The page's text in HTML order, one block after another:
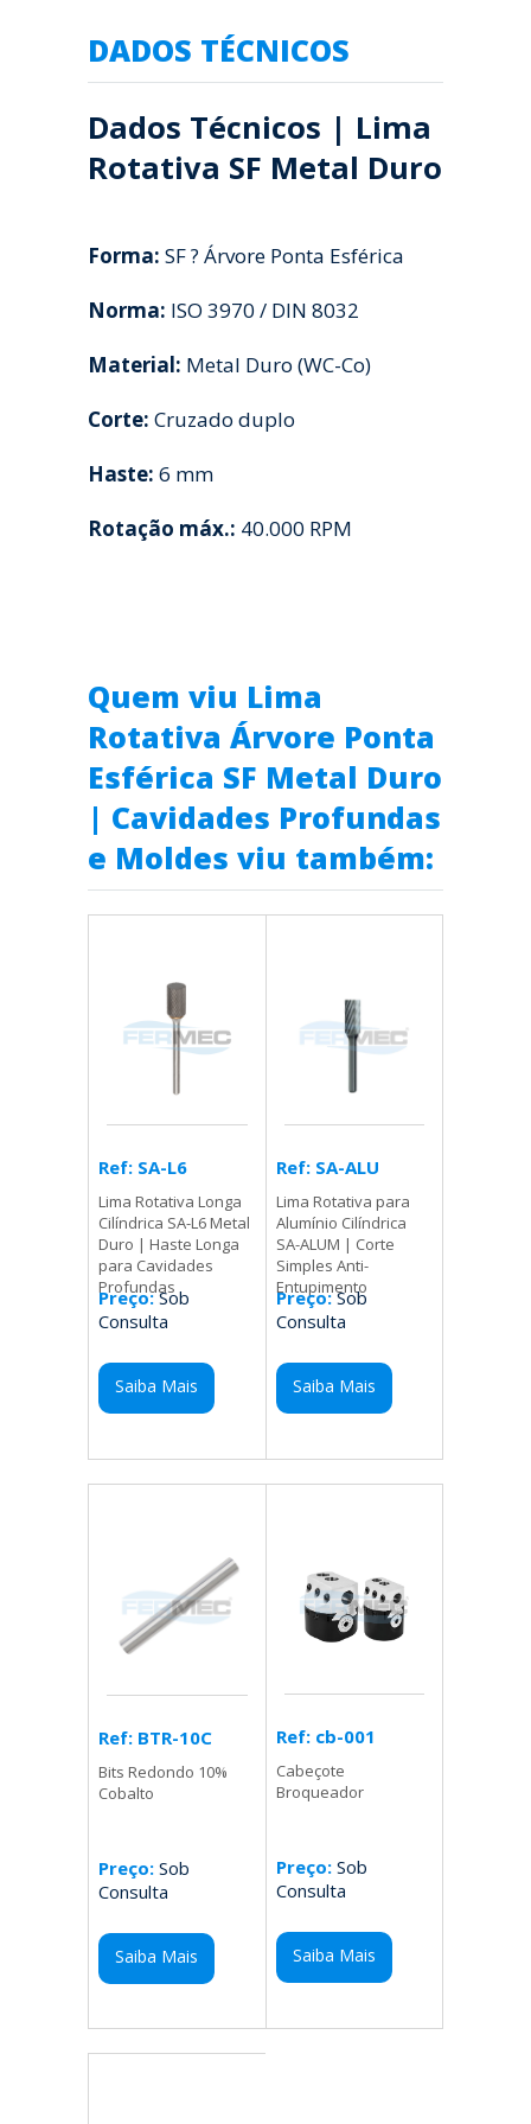
DADOS TÉCNICOS
Dados Técnicos | Lima
Rotativa SF Metal Duro
Forma: SF ? Árvore Ponta Esférica
Norma: ISO 3970 / DIN 8032
Material: Metal Duro (WC-Co)
Corte: Cruzado duplo
Haste: 6 mm
Rotação máx.: 40.000 RPM
Quem viu Lima
Rotativa Árvore Ponta
Esférica SF Metal Duro
| Cavidades Profundas
e Moldes viu também:
Ref: SA-L6
Lima Rotativa Longa
Cilíndrica SA-L6 Metal
Duro | Haste Longa
para Cavidades
Profundas
Preço:Sob
Consulta
Saiba Mais
Ref: SA-ALU
Lima Rotativa para
Alumínio Cilíndrica
SA-ALUM | Corte
Simples Anti-
Entupimento
Preço:Sob
Consulta
Saiba Mais
Ref: BTR-10C
Bits Redondo 10%
Cobalto
Preço: Sob
Consulta
Saiba Mais
Ref: cb-001
Cabeçote
Broqueador
Preço:Sob
Consulta
Saiba Mais